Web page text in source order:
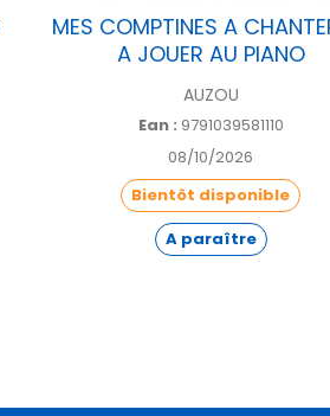
MES COMPTINES A
A JOUER AU PIANO
AUZOU
Ean : 9791039581110
08/10/2026
Bientôt disponible
A paraître